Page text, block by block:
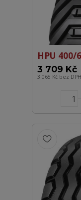
HPU 400/
3 709 Kč
3 065 Kč bez DPH